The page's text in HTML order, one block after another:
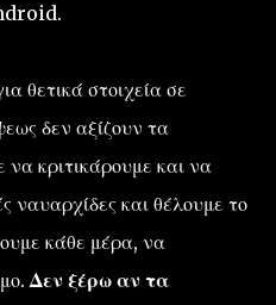
θετικά στοιχεία σε
δεν αξίζουν τα
κριτικάρουμε και να
ναυαρχίδες και θέλουμε το
κάθε μέρα, να
Δεν ξέρω αν τα